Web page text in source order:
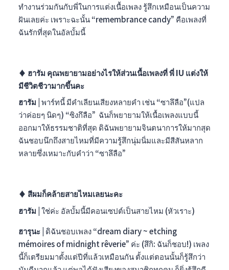
ทำงานร่วมกันกับพี่ในการแต่งเนื้อเพลง รู้สึกเหมือนเป็นความ
ฝันเลยค่ะ เพราะฉะนั้น “remembrance candy” คือเพลงที่
ฉันรักที่สุดในอัลบั้มนี้
♦︎ ฮารัม คุณพยายามอย่างไรให้ส่วนเนื้อเพลงที่ พี่ IU แต่งให้
มีชีวิตชีวามากขึ้นคะ
ฮารัม | พาร์ทนี้ มีคำเลียนเสียงหลายคำ เช่น “ซาลึลือ”(แปล
ว่าค่อยๆ นิดๆ) “ซิงกึลือ” ฉันก็พยายามให้เนื้อเพลงแบบนี้
ออกมาให้ธรรมชาติที่สุด ดิฉันพยายามจินตนาการให้มากสุด
ฉันชอบนึกถึงสายไหมที่มีความรู้สึกนุ่มนิ่มและมีสีสันหลาก
หลายซึ่งเหมาะกับคำว่า “ซาลึลือ”
♦︎ สีผมก็คล้ายสายไหมเลยนะคะ
ฮารัม |ใช่ค่ะ อัลบั้มนี้มีคอนเซปต์เป็นสายไหม (หัวเราะ)
ฮารุนะ | ดิฉันชอบเพลง “dream diary ~ etching
mémoires of midnight rêverie” ค่ะ (สึกิ: ฉันก็ชอบ!) เพลง
นี้ก็เตรียมมาตั้งแต่ปีที่แล้วเหมือนกัน ตั้งแต่ตอนนั้นก็รู้สึกว่า